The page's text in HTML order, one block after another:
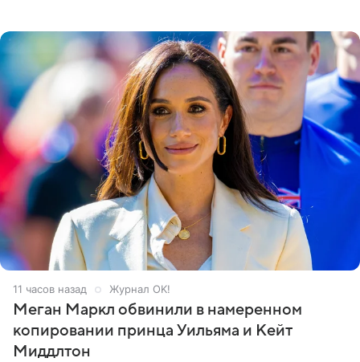
11 часов назад Журнал OK!
Меган Маркл обвинили в намеренном
копировании принца Уильяма и Кейт
Миддлтон